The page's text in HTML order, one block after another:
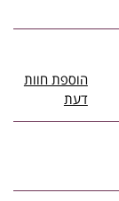
הוספת חוות
דעת